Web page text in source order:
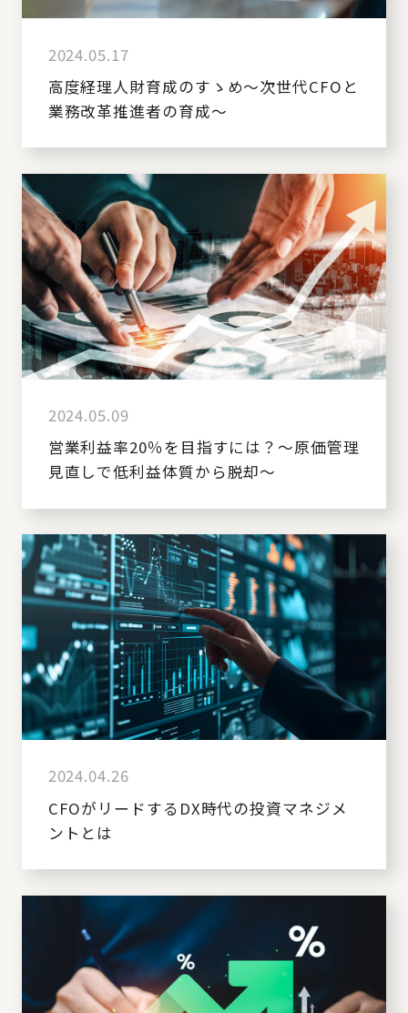
2024.05.17
高度経理人財育成のすゝめ～次世代CFOと
業務改革推進者の育成～
2024.05.09
営業利益率20％を目指すには？～原価管理
見直しで低利益体質から脱却～
2024.04.26
CFOがリードするDX時代の投資マネジメ
ントとは